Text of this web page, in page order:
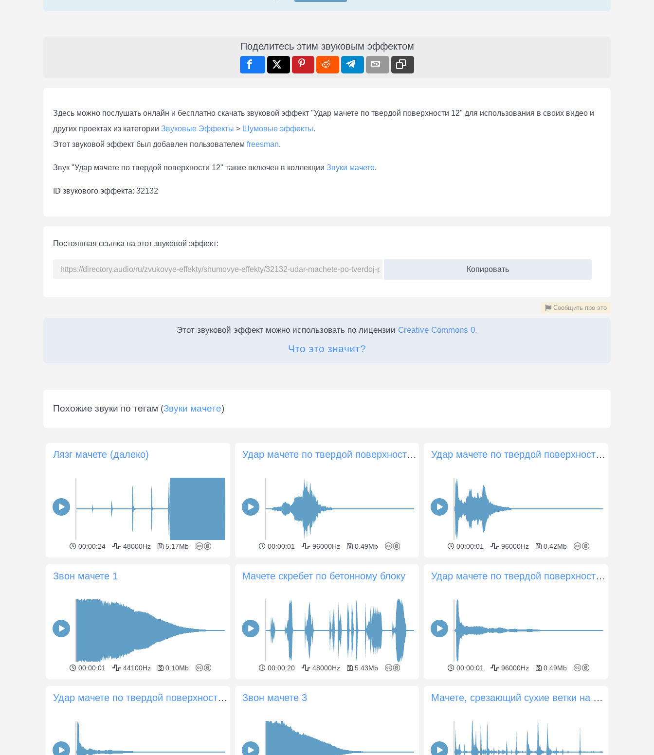
Поделитесь этим звуковым эффектом
Здесь можно послушать онлaйн и бесплатно скачать звуковой эффект "Удар мачете по твердой поверхности 12" для использования в своих видео и
других проектах из категории Звуковые Эффекты > Шумовые эффекты.
Этот звуковой эффект был добавлен пользователем freesman.
Звук "Удар мачете по твердой поверхности 12" также включен в коллекции Звуки мачете.
ID звукового эффекта: 32132
Постоянная ссылка на этот звуковой эффект:
Копировать
Сообщить про это
Этот звуковой эффект можно использовать по лицензии Creative Commons 0.
Что это значит?
Похожие звуки по тегам (Звуки мачете)
Лязг мачете (далеко)
00:00:24 48000Hz 5.17Mb
Удар мачете по твердой поверхности 16
00:00:01 96000Hz 0.49Mb
Удар мачете по твердой поверхности 4
00:00:01 96000Hz 0.42Mb
Звон мачете 1
00:00:01 44100Hz 0.10Mb
Мачете скребет по бетонному блоку
00:00:20 48000Hz 5.43Mb
Удар мачете по твердой поверхности 11
00:00:01 96000Hz 0.49Mb
Удар мачете по твердой поверхности 2 Звон мачете 3 Мачете, срезающий сухие ветки на фоне ветра